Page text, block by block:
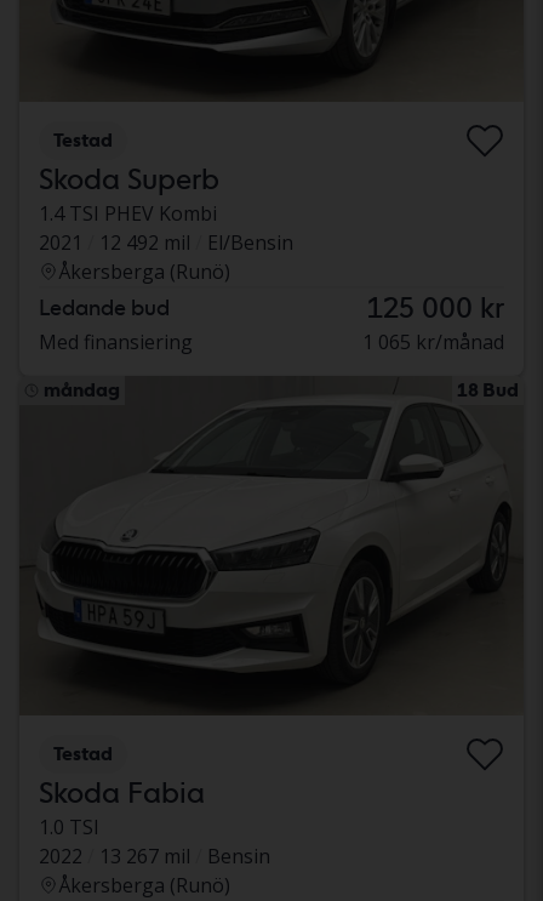
Testad
Skoda Superb
1.4 TSI PHEV Kombi
2021
12 492 mil
El/Bensin
Åkersberga (Runö)
Ledande bud 125 000 kr
Med finansiering 1 065 kr/månad
måndag 18 Bud
Testad
Skoda Fabia
1.0 TSI
2022
13 267 mil
Bensin
Åkersberga (Runö)